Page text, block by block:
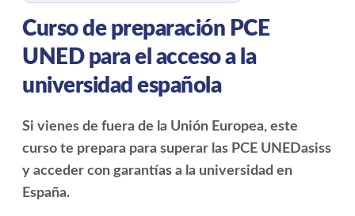
Curso de preparación PCE
UNED para el acceso a la
universidad española
Si vienes de fuera de la Unión Europea, este
curso te prepara para superar las PCE UNEDasiss
y acceder con garantías a la universidad en
España.